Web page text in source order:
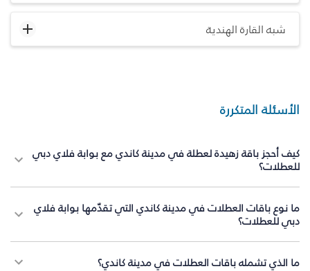
شبه القارة الهندية
الأسئلة المتكررة
كيف أحجز باقة زهيدة لعطلة في مدينة كاندي مع بوابة فلاي دبي
للعطلات؟
ما نوع باقات العطلات في مدينة كاندي التي تقدّمها بوابة فلاي
دبي للعطلات؟
ما الذي تشمله باقات العطلات في مدينة كاندي؟